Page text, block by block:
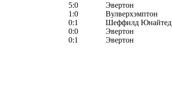
5:0
Эвертон
1:0
Вулверхэмптон
0:1
Шеффилд Юнайтед
0:0
Эвертон
0:1
Эвертон